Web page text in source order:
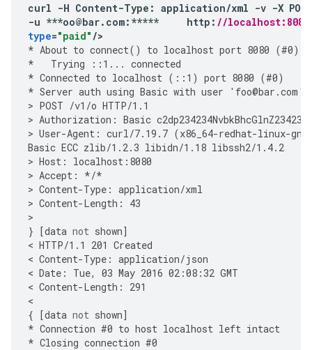
curl -H Content-Type : application/xml -v -X
-u ***oo@bar. com: ***** http : //
type="paid"/
* About to connect() to localhost port 8080 (#0)
*
Trying :: 1 ... connected
* Connected to localhost ( :: 1 ) port 8080 (#0)
* Server auth using Basic with user ' foo@bar .com '
> POST /v1 /o HTTP/1.1
> Authorization : Basic
> User-Agent : curl/7.19.7 (x86_64-redhat-linux-gnu
Basic ECC zlib/1.2.3 libidn/1.18 libssh2/1.4.2
> Host : localhost : 8080
> Accept :
*/*
> Content-Type : application/xml
> Content-Length :
43
} [data not shown]
< HTTP/1.1 201 Created
< Content-Type : application/json
< Date : Tue, 03 May 2016 02 :08 : 32 GMT
< Content-Length :
291
{ [data not shown]
* Connection #0 to host localhost left intact
* Closing connection #0